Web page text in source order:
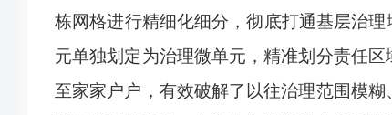
栋网格进行精细化细分，彻底打通基层治
元单独划定为治理微单元，精准划分责任
至家家户户，有效破解了以往治理范围模